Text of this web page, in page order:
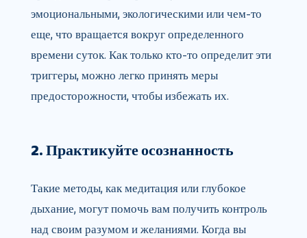
эмоциональными, экологическими или чем-то
еще, что вращается вокруг определенного
времени суток. Как только кто-то определит эти
триггеры, можно легко принять меры
предосторожности, чтобы избежать их.
2. Практикуйте осознанность
Такие методы, как медитация или глубокое
дыхание, могут помочь вам получить контроль
над своим разумом и желаниями. Когда вы